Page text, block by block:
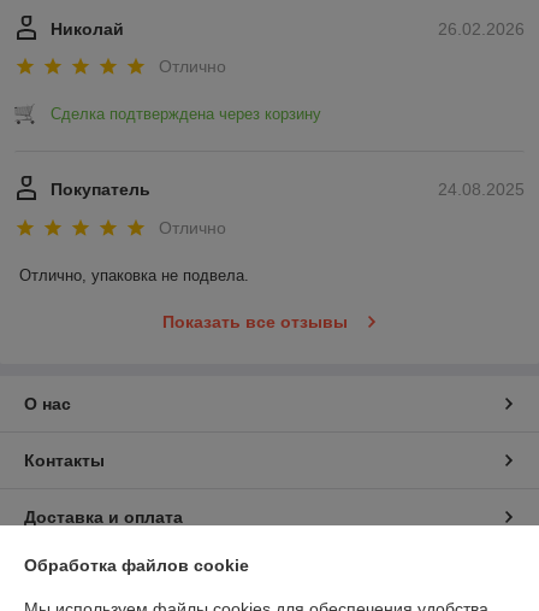
26.02.2026
Николай
Отлично
Сделка подтверждена через корзину
24.08.2025
Покупатель
Отлично
Отлично, упаковка не подвела.
Показать все отзывы
О нас
Контакты
Доставка и оплата
График работы
Обработка файлов cookie